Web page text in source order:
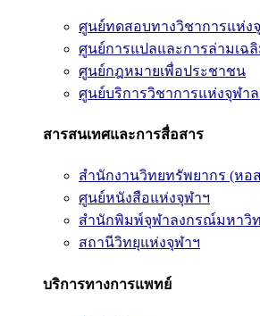
ศูนย์ทดสอบทางวิชาการแห่ง
ศูนย์การแปลและการล่ามเฉ
ศูนย์กฎหมายเพื่อประชาชน
ศูนย์บริการวิชาการแห่งจุฬา
สารสนเทศและการสื่อสาร
สำนักงานวิทยทรัพยากร (หอ
ศูนย์หนังสือแห่งจุฬาฯ
สำนักพิมพ์จุฬาลงกรณ์มหาวิ
สถานีวิทยุแห่งจุฬาฯ
บริการทางการแพทย์